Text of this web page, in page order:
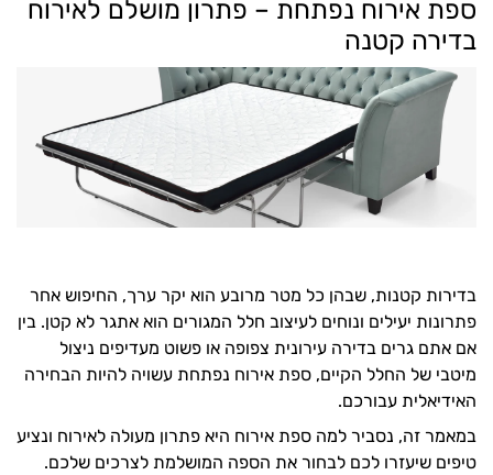
ספת אירוח נפתחת – פתרון מושלם לאירוח
בדירה קטנה
בדירות קטנות, שבהן כל מטר מרובע הוא יקר ערך, החיפוש אחר
פתרונות יעילים ונוחים לעיצוב חלל המגורים הוא אתגר לא קטן. בין
אם אתם גרים בדירה עירונית צפופה או פשוט מעדיפים ניצול
מיטבי של החלל הקיים, ספת אירוח נפתחת עשויה להיות הבחירה
האידיאלית עבורכם.
במאמר זה, נסביר למה ספת אירוח היא פתרון מעולה לאירוח ונציע
טיפים שיעזרו לכם לבחור את הספה המושלמת לצרכים שלכם.